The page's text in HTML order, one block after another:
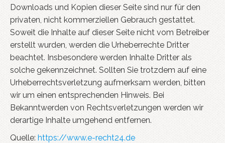
Downloads und Kopien dieser Seite sind nur für den
privaten, nicht kommerziellen Gebrauch gestattet.
Soweit die Inhalte auf dieser Seite nicht vom Betreiber
erstellt wurden, werden die Urheberrechte Dritter
beachtet. Insbesondere werden Inhalte Dritter als
solche gekennzeichnet. Sollten Sie trotzdem auf eine
Urheberrechtsverletzung aufmerksam werden, bitten
wir um einen entsprechenden Hinweis. Bei
Bekanntwerden von Rechtsverletzungen werden wir
derartige Inhalte umgehend entfernen.
Quelle:https://www.e-recht24.de